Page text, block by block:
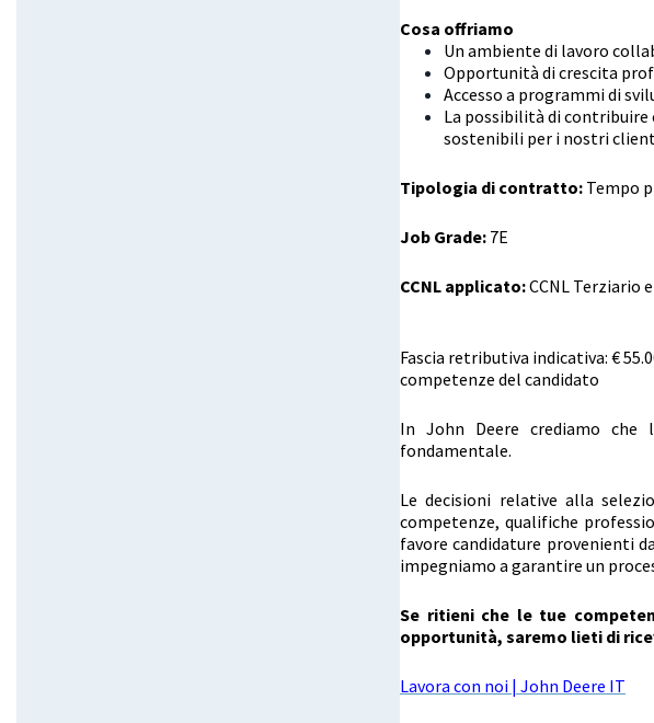
Cosa offriamo
Un ambiente di lavoro
Opportunità di crescita
Accesso a programmi di
La possibilità di
sostenibili per i nostri
Tipologia di contratto: Tempo
Job Grade: 7E
CCNL applicato:CCNL Terziario
Fascia retributiva indicativa: €
competenze del candidato
In John Deere crediamo che
fondamentale.
Le decisioni relative alla
competenze, qualifiche
favore candidature provenienti
impegniamo a garantire un
Se ritieni che le tue
opportunità, saremo lieti di
Lavora con noi | John Deere IT